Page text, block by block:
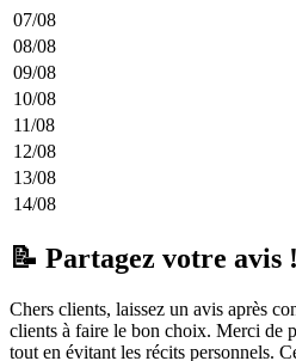
07/08
08/08
09/08
10/08
11/08
12/08
13/08
14/08
📝 Partagez votre avis !
Chers clients, laissez un avis après
clients à faire le bon choix. Merci de
tout en évitant les récits personnels.